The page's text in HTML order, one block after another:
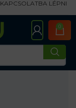
KAPCSOLATBA LÉPNI
0